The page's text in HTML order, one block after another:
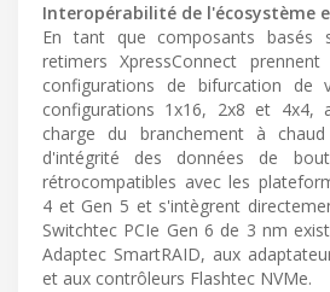
Interopérabilité de l'écosystème
En tant que composants basés
retimers XpressConnect
configurations de bifurcation de
configurations 1x16, 2x8 et 4x4,
charge du branchement à
d'intégrité des données de
rétrocompatibles avec les
4 et Gen 5 et s'intègrent
Switchtec PCIe Gen 6 de 3 nm
Adaptec SmartRAID, aux
et aux contrôleurs Flashtec NVMe.